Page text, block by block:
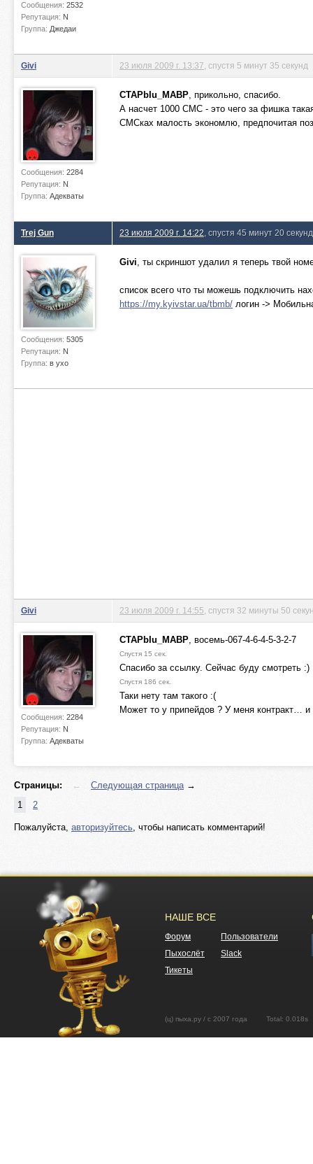
Сообщения: 2532
Репутация: N
Группа: Джедаи
Givi
Сообщения: 2284
Репутация: N
Группа: Адекваты
23 июля 2009 г. 13:37 , спустя 5 минут 35 секунд
CTAPbIu_MABP, прикольно, спасибо.
А насчет 1000 СМС - это чего за фишка
СМСках малость экономлю, предпочитая
Trej Gun
Сообщения: 5305
Репутация: N
Группа: в ухо
23 июля 2009 г. 14:22 , спустя 45 минут 20 секунд
Givi, ты скриншот удалил я теперь твой
список всего что ты можешь подключить
https://my.kyivstar.ua/tbmb/ логин ->
Givi
Сообщения: 2284
Репутация: N
Группа: Адекваты
23 июля 2009 г. 14:55 , спустя 32 минуты 50
CTAPbIu_MABP, восемь-067-4-6-4-5-3-2-7
Спустя 15 сек.
Спасибо за ссылку. Сейчас буду смотреть :)
Спустя 186 сек.
Таки нету там такого :(
Может то у припейдов ? У меня контракт…
Страницы: ← Следующая страница→
1
2
Пожалуйста, авторизуйтесь, чтобы написать комментарий!
НАШЕ ВСЕ
Форум
Пользователи
Пыхослёт
Slack
Тикеты
(ц) пыха.ру / с 2007 года Total: